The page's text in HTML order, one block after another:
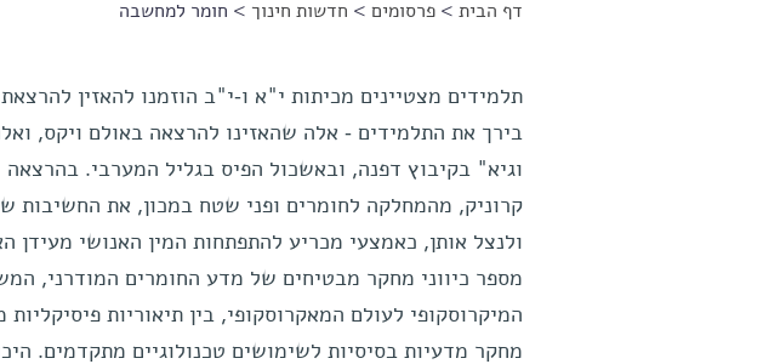
הינך נמצא כאן
דף הבית >פרסומים > חדשות חינוך > חומר למחשבה
תלמידים מצטיינים מכיתות י"א ו-י"ב הוזמנו להאזין
בירך את התלמידים - אלה שהאזינו להרצאה באולם ויקס,
וגיא" בקיבוץ דפנה, ובאשכול הפיס בגליל המערבי.
קרוניק, מהמחלקה לחומרים ופני שטח במכון, את החשיבות
ולנצל אותן, כאמצעי מכריע להתפתחות המין האנושי מעידן
מספר כיווני מחקר מבטיחים של מדע החומרים המודרני,
המיקרוסקופי לעולם המאקרוסקופי, בין תיאוריות פיסיקליות
מחקר מדעיות בסיסיות לשימושים טכנולוגיים מתקדמים.